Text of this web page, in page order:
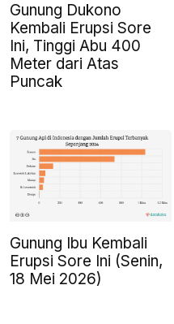
Gunung Dukono
Kembali Erupsi Sore
Ini, Tinggi Abu 400
Meter dari Atas
Puncak
Gunung Ibu Kembali
Erupsi Sore Ini (Senin,
18 Mei 2026)